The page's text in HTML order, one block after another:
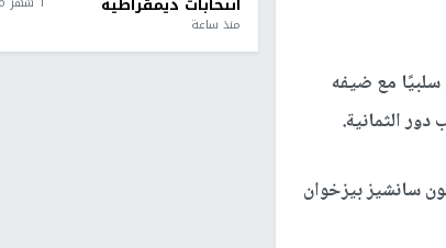
سلبيًا مع ضيفه
دور الثمانية.
سانشيز بيزخوان
منذ ساعة